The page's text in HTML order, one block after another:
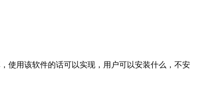
使用该软件的话可以实现，用户可以安装什么，不安